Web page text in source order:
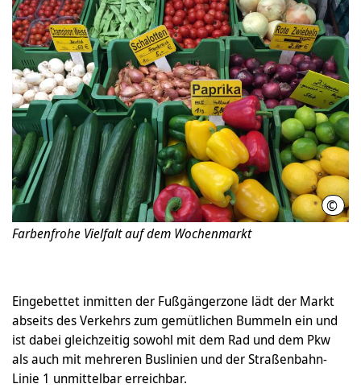
©
Farbenfrohe Vielfalt auf dem Wochenmarkt
Eingebettet inmitten der Fußgängerzone lädt der Markt
abseits des Verkehrs zum gemütlichen Bummeln ein und
ist dabei gleichzeitig sowohl mit dem Rad und dem Pkw
als auch mit mehreren Buslinien und der Straßenbahn-
Linie 1 unmittelbar erreichbar.